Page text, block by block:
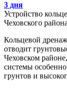
3 дня
Устройство
Чеховского района
Кольцевой
отводит
Чеховском
системы
грунтов и